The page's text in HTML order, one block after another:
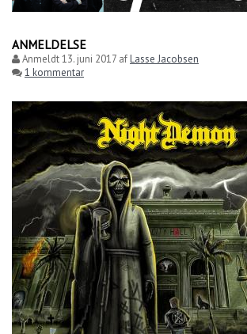
ANMELDELSE
Anmeldt13. juni 2017 afLasse Jacobsen
1 kommentar